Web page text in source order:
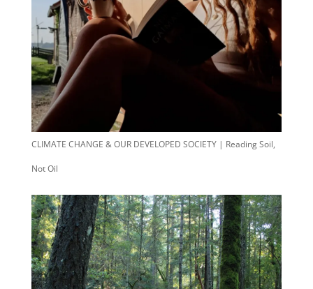
CLIMATE CHANGE & OUR DEVELOPED SOCIETY | Reading Soil,
Not Oil